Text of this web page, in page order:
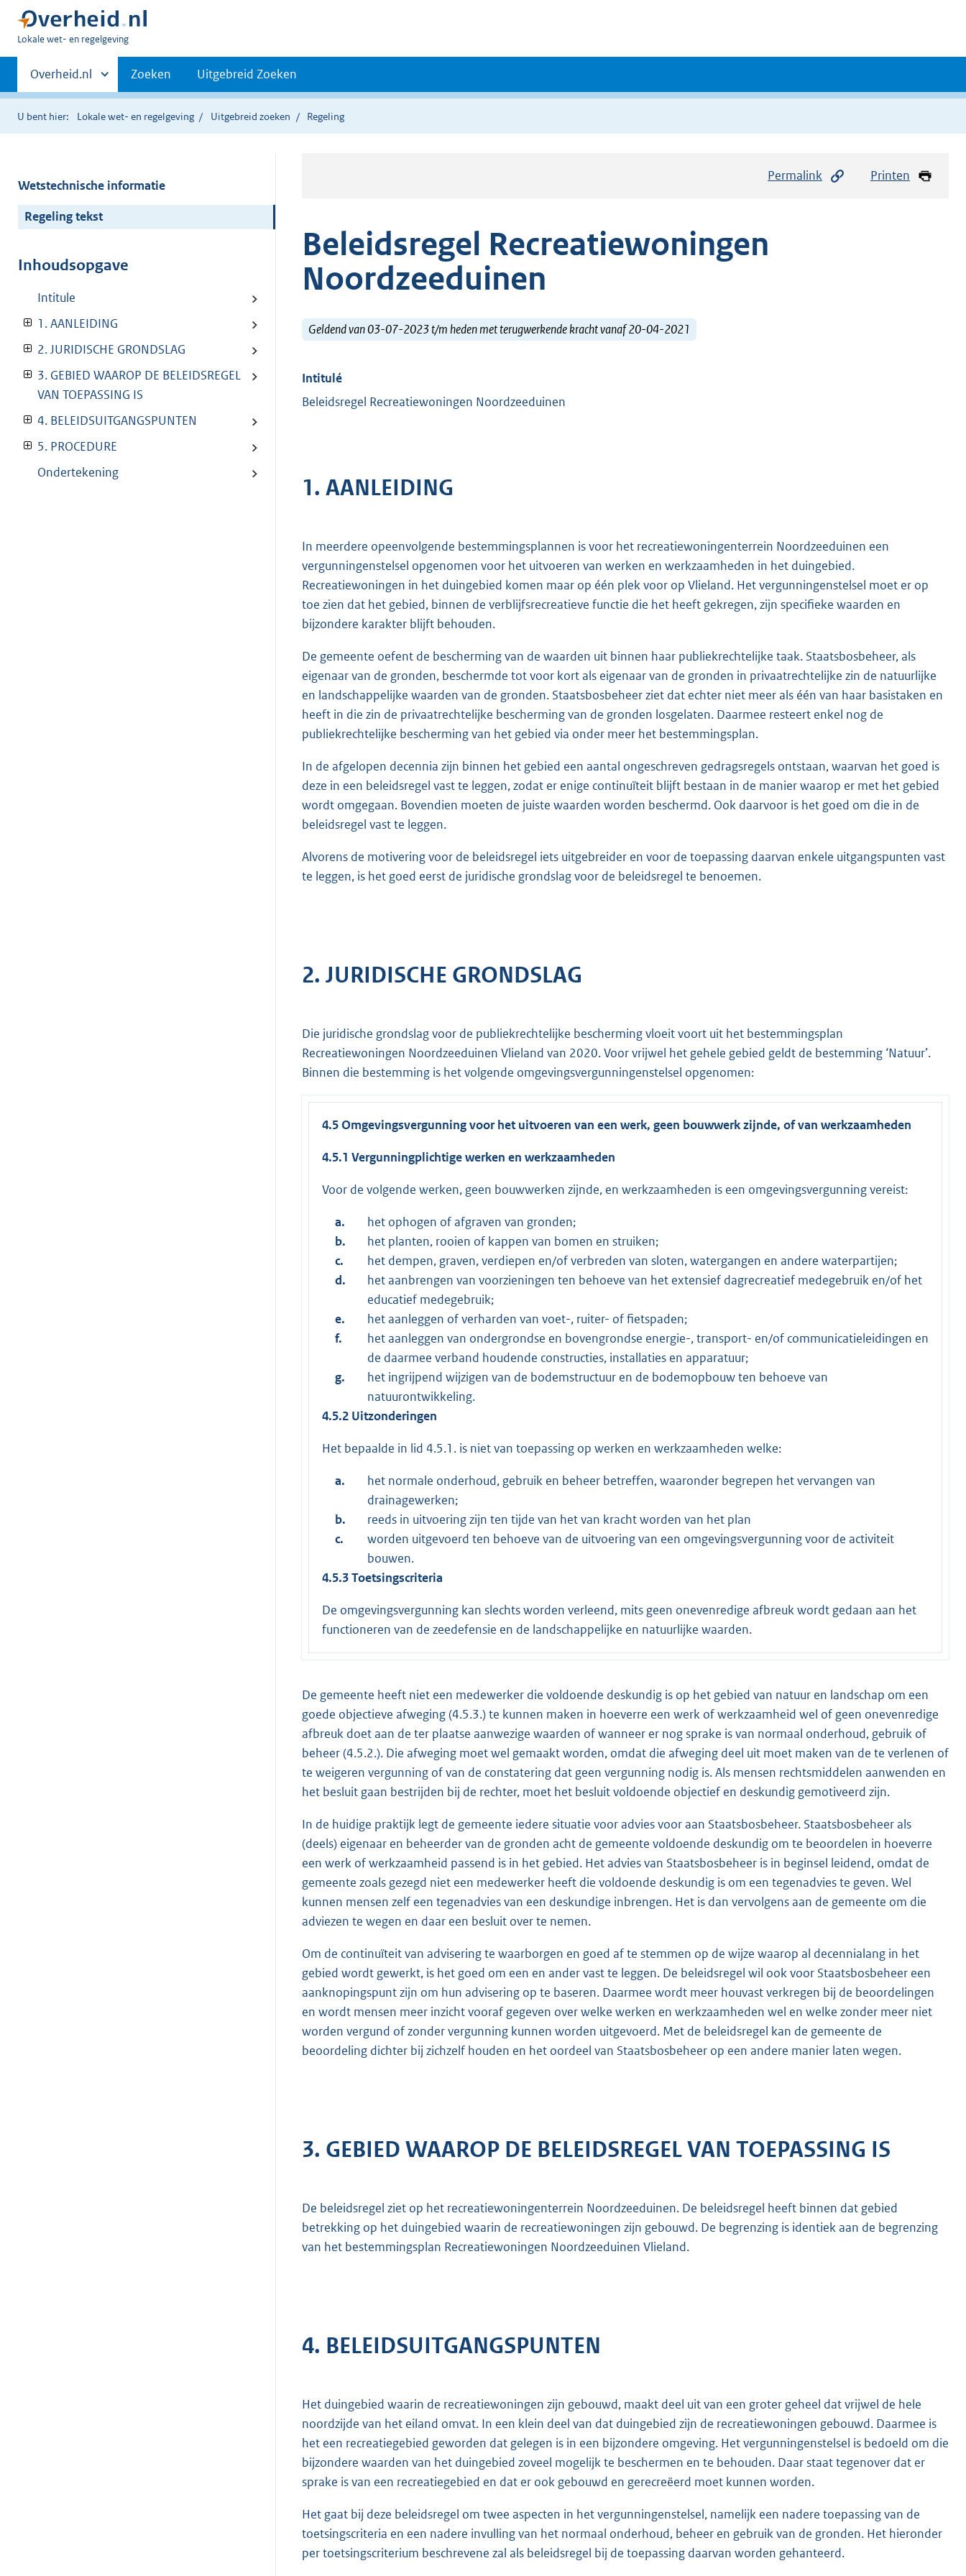
U
hier:
Lokale wet- en regelgeving
Primaire
navigatie
Andere
sites
binnen
Overheid.nl Zoeken Uitgebreid Zoeken
U bent hier: Lokale wet- en regelgeving Uitgebreid zoeken Regeling
Wetstechnische informatie
Regeling tekst
Inhoudsopgave
Intitule
1. AANLEIDING
2. JURIDISCHE GRONDSLAG
3. GEBIED WAAROP DE BELEIDSREGEL
VAN TOEPASSING IS
4. BELEIDSUITGANGSPUNTEN
5. PROCEDURE
Ondertekening
Permalink Printen
Beleidsregel Recreatiewoningen
Noordzeeduinen
Geldend van 03-07-2023 t/m heden met terugwerkende kracht vanaf 20-04-2021
Intitulé
Beleidsregel Recreatiewoningen Noordzeeduinen
1. AANLEIDING
In meerdere opeenvolgende bestemmingsplannen is voor het recreatiewoningenterrein Noordzeeduinen een
vergunningenstelsel opgenomen voor het uitvoeren van werken en werkzaamheden in het duingebied.
Recreatiewoningen in het duingebied komen maar op één plek voor op Vlieland. Het vergunningenstelsel moet er op
toe zien dat het gebied, binnen de verblijfsrecreatieve functie die het heeft gekregen, zijn specifieke waarden en
bijzondere karakter blijft behouden.
De gemeente oefent de bescherming van de waarden uit binnen haar publiekrechtelijke taak. Staatsbosbeheer, als
eigenaar van de gronden, beschermde tot voor kort als eigenaar van de gronden in privaatrechtelijke zin de natuurlijke
en landschappelijke waarden van de gronden. Staatsbosbeheer ziet dat echter niet meer als één van haar basistaken en
heeft in die zin de privaatrechtelijke bescherming van de gronden losgelaten. Daarmee resteert enkel nog de
publiekrechtelijke bescherming van het gebied via onder meer het bestemmingsplan.
In de afgelopen decennia zijn binnen het gebied een aantal ongeschreven gedragsregels ontstaan, waarvan het goed is
deze in een beleidsregel vast te leggen, zodat er enige continuïteit blijft bestaan in de manier waarop er met het gebied
wordt omgegaan. Bovendien moeten de juiste waarden worden beschermd. Ook daarvoor is het goed om die in de
beleidsregel vast te leggen.
Alvorens de motivering voor de beleidsregel iets uitgebreider en voor de toepassing daarvan enkele uitgangspunten vast
te leggen, is het goed eerst de juridische grondslag voor de beleidsregel te benoemen.
2. JURIDISCHE GRONDSLAG
Die juridische grondslag voor de publiekrechtelijke bescherming vloeit voort uit het bestemmingsplan
Recreatiewoningen Noordzeeduinen Vlieland van 2020. Voor vrijwel het gehele gebied geldt de bestemming ‘Natuur’.
Binnen die bestemming is het volgende omgevingsvergunningenstelsel opgenomen:
4.5 Omgevingsvergunning voor het uitvoeren van een werk, geen bouwwerk zijnde, of van werkzaamheden
4.5.1 Vergunningplichtige werken en werkzaamheden
Voor de volgende werken, geen bouwwerken zijnde, en werkzaamheden is een omgevingsvergunning vereist:
a.
het ophogen of afgraven van gronden;
b.
het planten, rooien of kappen van bomen en struiken;
c.
het dempen, graven, verdiepen en/of verbreden van sloten, watergangen en andere waterpartijen;
d.
het aanbrengen van voorzieningen ten behoeve van het extensief dagrecreatief medegebruik en/of het
educatief medegebruik;
e.
het aanleggen of verharden van voet-, ruiter- of fietspaden;
f.
het aanleggen van ondergrondse en bovengrondse energie-, transport- en/of communicatieleidingen en
de daarmee verband houdende constructies, installaties en apparatuur;
g.
het ingrijpend wijzigen van de bodemstructuur en de bodemopbouw ten behoeve van
natuurontwikkeling.
4.5.2 Uitzonderingen
Het bepaalde in lid 4.5.1. is niet van toepassing op werken en werkzaamheden welke:
a.
het normale onderhoud, gebruik en beheer betreffen, waaronder begrepen het vervangen van
drainagewerken;
b.
reeds in uitvoering zijn ten tijde van het van kracht worden van het plan
c.
worden uitgevoerd ten behoeve van de uitvoering van een omgevingsvergunning voor de activiteit
bouwen.
4.5.3 Toetsingscriteria
De omgevingsvergunning kan slechts worden verleend, mits geen onevenredige afbreuk wordt gedaan aan het
functioneren van de zeedefensie en de landschappelijke en natuurlijke waarden.
De gemeente heeft niet een medewerker die voldoende deskundig is op het gebied van natuur en landschap om een
goede objectieve afweging (4.5.3.) te kunnen maken in hoeverre een werk of werkzaamheid wel of geen onevenredige
afbreuk doet aan de ter plaatse aanwezige waarden of wanneer er nog sprake is van normaal onderhoud, gebruik of
beheer (4.5.2.). Die afweging moet wel gemaakt worden, omdat die afweging deel uit moet maken van de te verlenen of
te weigeren vergunning of van de constatering dat geen vergunning nodig is. Als mensen rechtsmiddelen aanwenden en
het besluit gaan bestrijden bij de rechter, moet het besluit voldoende objectief en deskundig gemotiveerd zijn.
In de huidige praktijk legt de gemeente iedere situatie voor advies voor aan Staatsbosbeheer. Staatsbosbeheer als
(deels) eigenaar en beheerder van de gronden acht de gemeente voldoende deskundig om te beoordelen in hoeverre
een werk of werkzaamheid passend is in het gebied. Het advies van Staatsbosbeheer is in beginsel leidend, omdat de
gemeente zoals gezegd niet een medewerker heeft die voldoende deskundig is om een tegenadvies te geven. Wel
kunnen mensen zelf een tegenadvies van een deskundige inbrengen. Het is dan vervolgens aan de gemeente om die
adviezen te wegen en daar een besluit over te nemen.
Om de continuïteit van advisering te waarborgen en goed af te stemmen op de wijze waarop al decennialang in het
gebied wordt gewerkt, is het goed om een en ander vast te leggen. De beleidsregel wil ook voor Staatsbosbeheer een
aanknopingspunt zijn om hun advisering op te baseren. Daarmee wordt meer houvast verkregen bij de beoordelingen
en wordt mensen meer inzicht vooraf gegeven over welke werken en werkzaamheden wel en welke zonder meer niet
worden vergund of zonder vergunning kunnen worden uitgevoerd. Met de beleidsregel kan de gemeente de
beoordeling dichter bij zichzelf houden en het oordeel van Staatsbosbeheer op een andere manier laten wegen.
3. GEBIED WAAROP DE BELEIDSREGEL VAN TOEPASSING IS
De beleidsregel ziet op het recreatiewoningenterrein Noordzeeduinen. De beleidsregel heeft binnen dat gebied
betrekking op het duingebied waarin de recreatiewoningen zijn gebouwd. De begrenzing is identiek aan de begrenzing
van het bestemmingsplan Recreatiewoningen Noordzeeduinen Vlieland.
4. BELEIDSUITGANGSPUNTEN
Het duingebied waarin de recreatiewoningen zijn gebouwd, maakt deel uit van een groter geheel dat vrijwel de hele
noordzijde van het eiland omvat. In een klein deel van dat duingebied zijn de recreatiewoningen gebouwd. Daarmee is
het een recreatiegebied geworden dat gelegen is in een bijzondere omgeving. Het vergunningenstelsel is bedoeld om die
bijzondere waarden van het duingebied zoveel mogelijk te beschermen en te behouden. Daar staat tegenover dat er
sprake is van een recreatiegebied en dat er ook gebouwd en gerecreëerd moet kunnen worden.
Het gaat bij deze beleidsregel om twee aspecten in het vergunningenstelsel, namelijk een nadere toepassing van de
toetsingscriteria en een nadere invulling van het normaal onderhoud, beheer en gebruik van de gronden. Het hieronder
per toetsingscriterium beschrevene zal als beleidsregel bij de toepassing daarvan worden gehanteerd.